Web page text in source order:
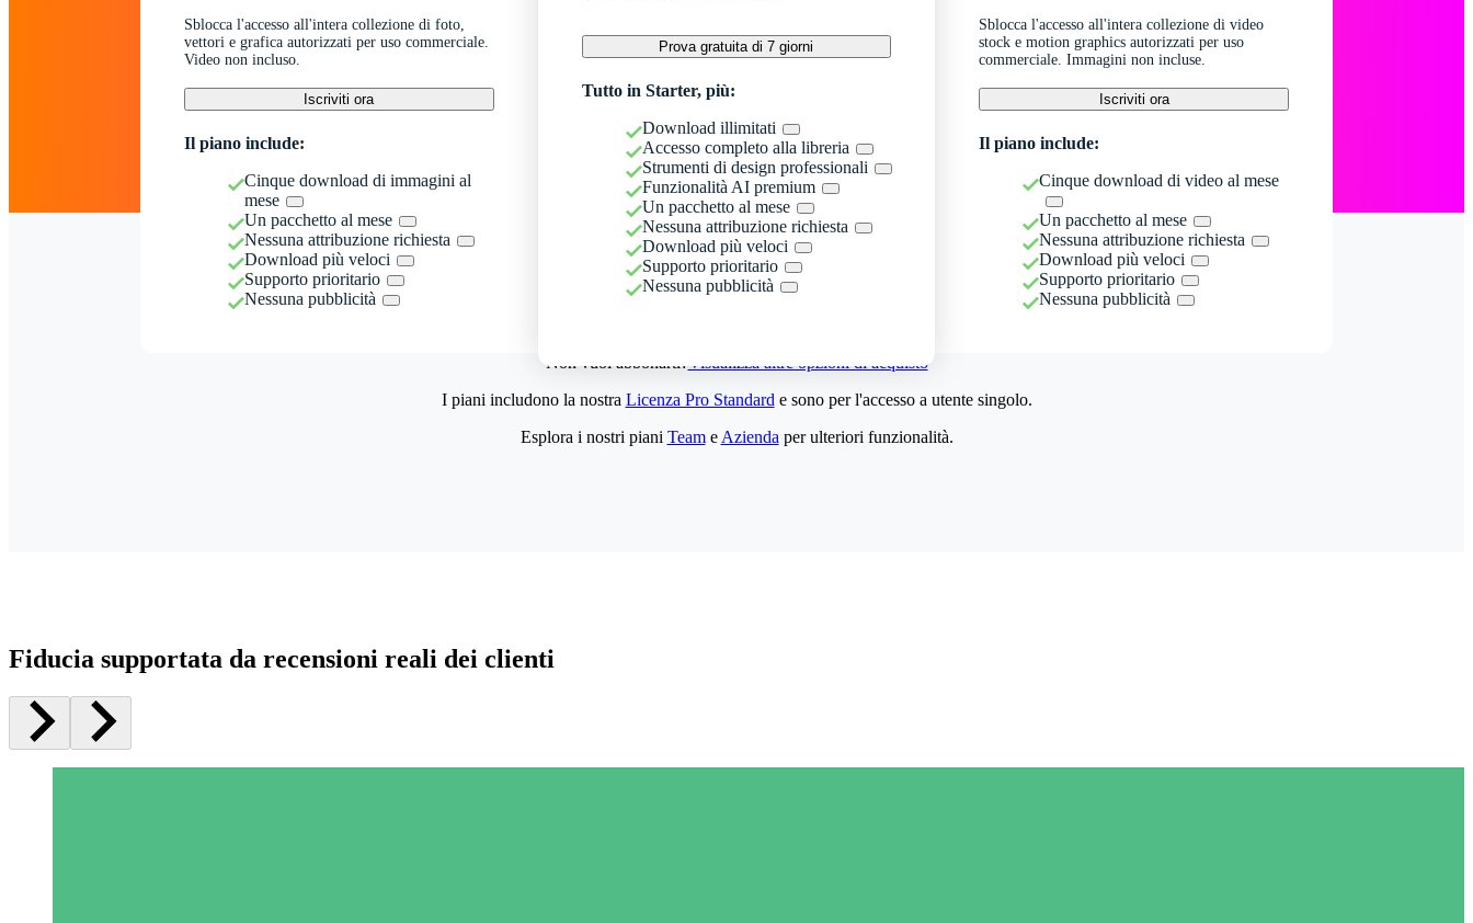
Sblocca l'accesso all'intera collezione di foto,
vettori e grafica autorizzati per uso commerciale.
Video non incluso.
Iscriviti ora
Il piano include:
Cinque download di immagini al
mese
Un pacchetto al mese
Nessuna attribuzione richiesta
Download più veloci
Supporto prioritario
Nessuna pubblicità
Prova gratuita di 7 giorni
Tutto in Starter, più:
Download illimitati
Accesso completo alla libreria
Strumenti di design professionali
Funzionalità AI premium
Un pacchetto al mese
Nessuna attribuzione richiesta
Download più veloci
Supporto prioritario
Nessuna pubblicità
Sblocca l'accesso all'intera collezione di video
stock e motion graphics autorizzati per uso
commerciale. Immagini non incluse.
Iscriviti ora
Il piano include:
Cinque download di video al mese
Un pacchetto al mese
Nessuna attribuzione richiesta
Download più veloci
Supporto prioritario
Nessuna pubblicità
Non vuoi abbonarti?Visualizza altre opzioni di acquisto
I piani includono la nostra Licenza Pro Standard e sono per l'accesso a utente singolo.
Esplora i nostri piani Teame Azienda per ulteriori funzionalità.
Fiducia supportata da recensioni reali dei clienti